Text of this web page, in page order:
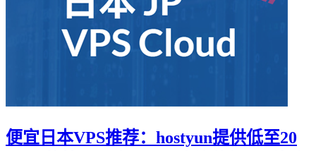
便宜日本VPS推荐：hostyun提供低至20